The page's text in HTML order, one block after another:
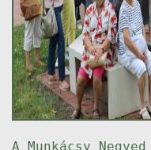
A Munkácsy